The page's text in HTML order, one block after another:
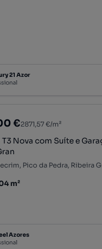
21 Azor
€2871,57 €/m²
Nova com Suíte e
Pico da Pedra, Ribeira
metro quadrado
m²
Azores